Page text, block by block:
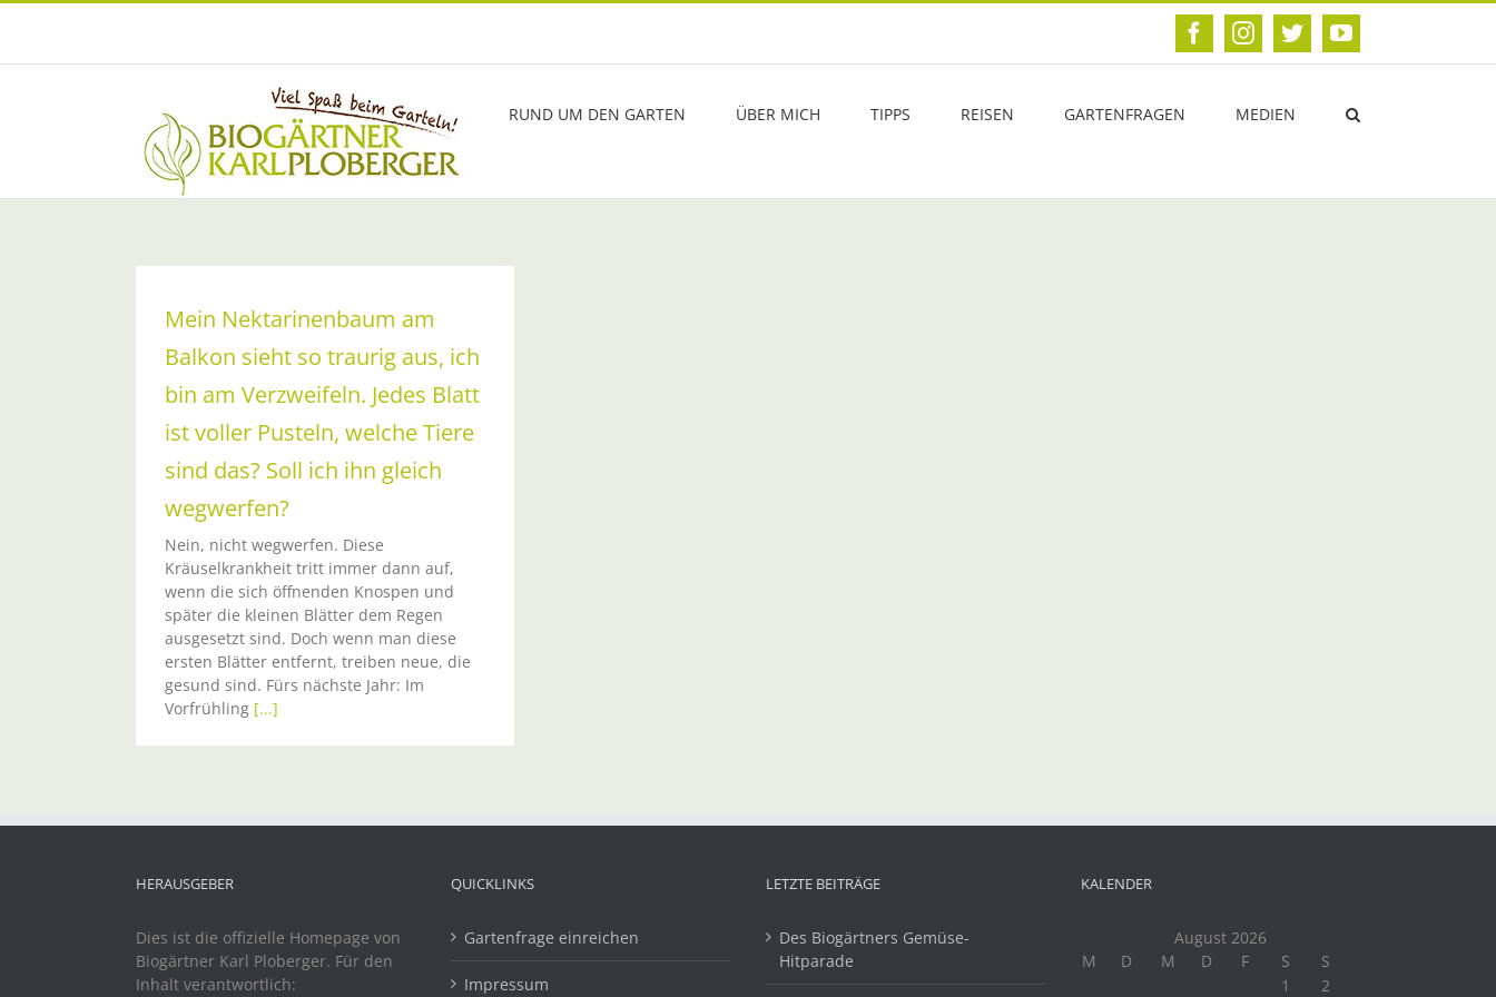
Zum
FacebookInstagram
TwitterYouTube
RUND UM DEN GARTEN ÜBER MICH TIPPS REISEN GARTENFRAGEN MEDIEN
Mein Nektarinenbaum am
Balkon sieht so traurig aus, ich
bin am Verzweifeln. Jedes Blatt
ist voller Pusteln, welche Tiere
sind das? Soll ich ihn gleich
wegwerfen?
Nein, nicht wegwerfen. Diese
Kräuselkrankheit tritt immer dann auf,
wenn die sich öffnenden Knospen und
später die kleinen Blätter dem Regen
ausgesetzt sind. Doch wenn man diese
ersten Blätter entfernt, treiben neue, die
gesund sind. Fürs nächste Jahr: Im
Vorfrühling [...]
HERAUSGEBER
Dies ist die offizielle Homepage von
Biogärtner Karl Ploberger. Für den
Inhalt verantwortlich:
QUICKLINKS
Gartenfrage einreichen
Impressum
LETZTE BEITRÄGE
Des Biogärtners Gemüse-
Hitparade
KALENDER
August 2026
M
D M D F S
S
1
2